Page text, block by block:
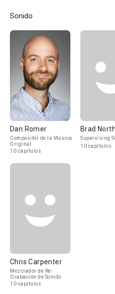
Sonido
Dan Romer
Compositor de la Música
Original
10 capítulos
Brad North
Supervising
10 capítulos
Chris Carpenter
Mezclador de Re-
Grabación de Sonido
10 capítulos